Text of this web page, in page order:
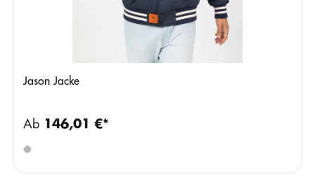
Jason Jacke
Ab 146,01 €*